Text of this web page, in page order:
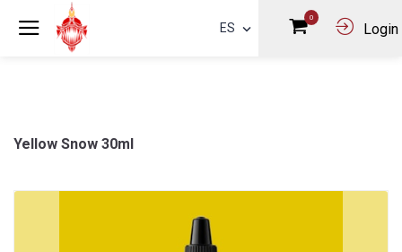
ES
0
Login
Yellow Snow 30ml